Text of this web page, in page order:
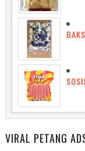
VIRAL PETANG